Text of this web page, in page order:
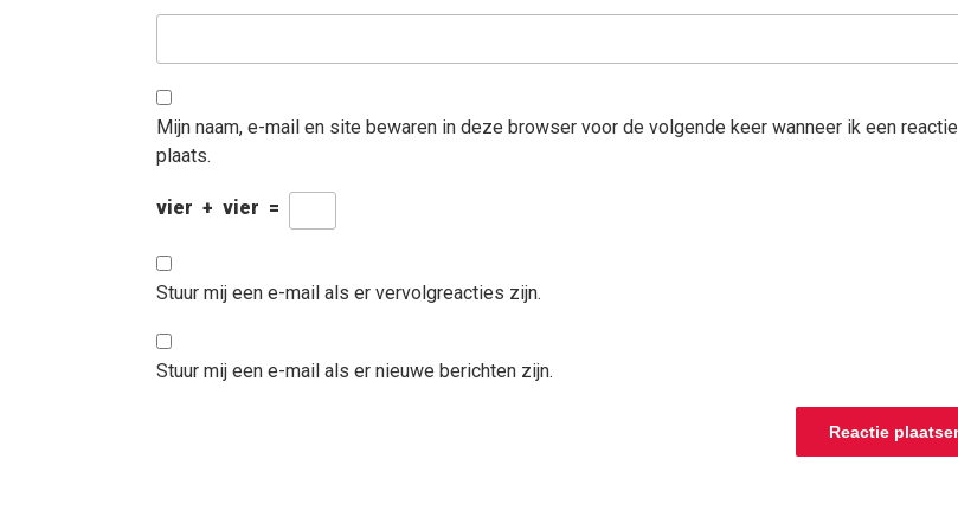
Mijn naam, e-mail en site bewaren in deze browser voor de volgende keer wanneer ik een reactie
plaats.
vier + vier =
Stuur mij een e-mail als er vervolgreacties zijn.
Stuur mij een e-mail als er nieuwe berichten zijn.